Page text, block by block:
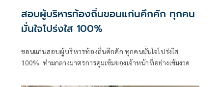
สอบผู้บริหารท้องถิ่นขอนแก่นคึกคัก ทุกคน
มั่นใจโปร่งใส 100%
ขอนแก่นสอบผู้บริหารท้องถิ่นคึกคัก ทุกคนมั่นใจโปร่งใส
100% ท่ามกลางมาตรการคุมเข้มของเจ้าหน้าที่อย่างเข้มงวด